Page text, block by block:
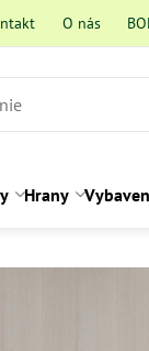
O nás
Hrany